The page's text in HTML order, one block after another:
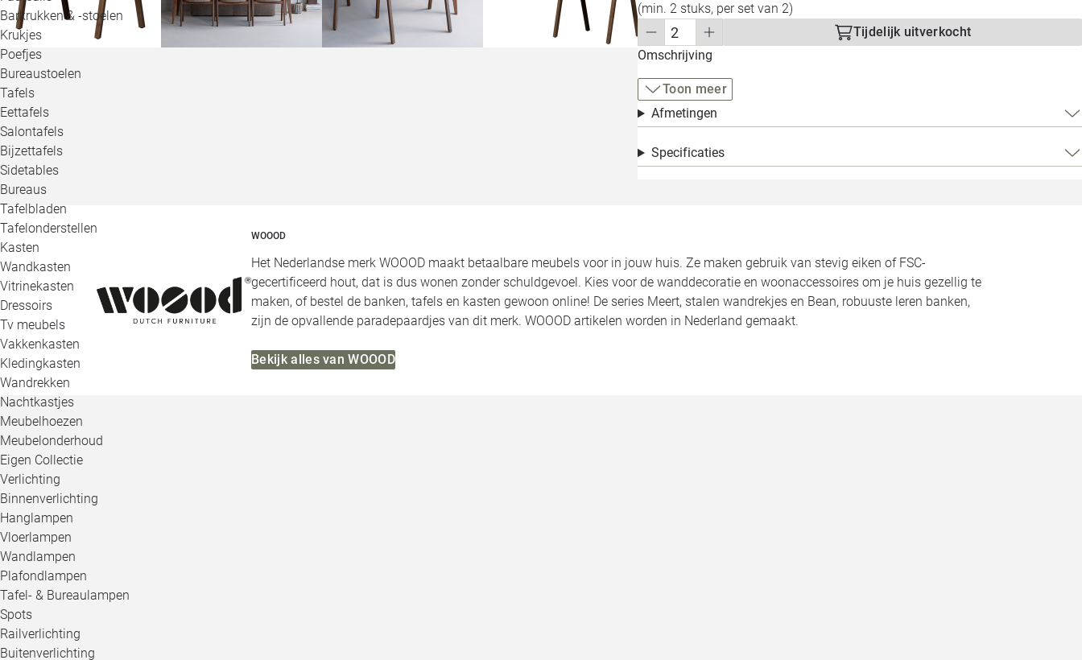
Barkrukken & -stoelen
Krukjes
Poefjes
Bureaustoelen
Tafels
Eettafels
Salontafels
Bijzettafels
Sidetables
Bureaus
Tafelbladen
Tafelonderstellen
Kasten
Wandkasten
Vitrinekasten
Dressoirs
Tv meubels
Vakkenkasten
Kledingkasten
Wandrekken
Nachtkastjes
Meubelhoezen
Meubelonderhoud
Eigen Collectie
Verlichting
Binnenverlichting
Hanglampen
Vloerlampen
Wandlampen
Plafondlampen
Tafel- & Bureaulampen
Spots
Railverlichting
Buitenverlichting
Loods 5
(min. 2 stuks, per set van 2)
Tijdelijk uitverkocht
Omschrijving
Toon meer
Afmetingen
Specificaties
WOOOD
Het Nederlandse merk WOOOD maakt betaalbare meubels voor in jouw huis. Ze maken gebruik van stevig eiken of FSC-
gecertificeerd hout, dat is dus wonen zonder schuldgevoel. Kies voor de wanddecoratie en woonaccessoires om je huis gezellig te
maken, of bestel de banken, tafels en kasten gewoon online! De series Meert, stalen wandrekjes en Bean, robuuste leren banken,
zijn de opvallende paradepaardjes van dit merk. WOOOD artikelen worden in Nederland gemaakt.
Bekijk alles van WOOOD